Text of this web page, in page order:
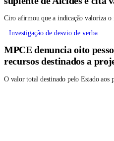
Ciro afirmou que a indicação valoriza o
Investigação de desvio de verba
MPCE denuncia oito
recursos destinados a
O valor total destinado pelo Estado aos